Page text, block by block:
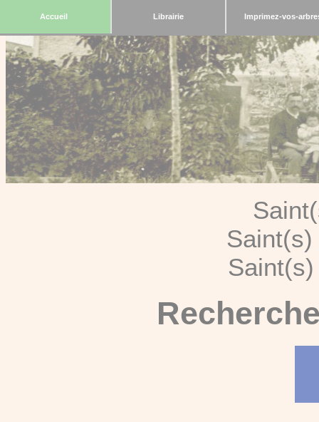
Accueil Librairie Imprimez-vos-